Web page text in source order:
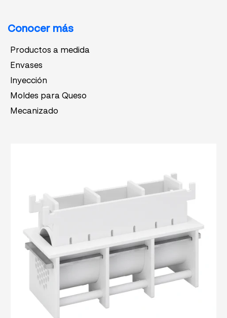
Conocer más
Productos a medida
Envases
Inyección
Moldes para Queso
Mecanizado